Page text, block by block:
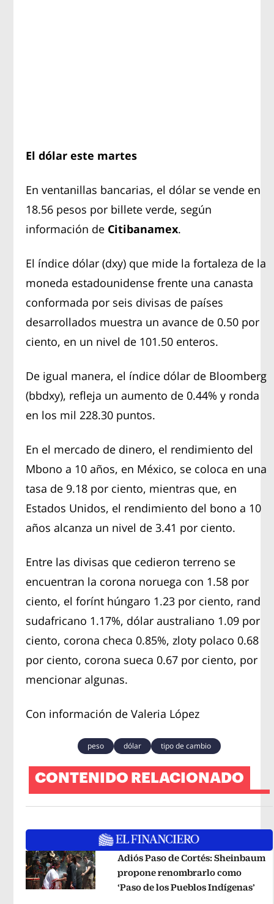
El dólar este martes
En ventanillas bancarias, el dólar se vende en
18.56 pesos por billete verde, según
información de Citibanamex.
El índice dólar (dxy) que mide la fortaleza de la
moneda estadounidense frente una canasta
conformada por seis divisas de países
desarrollados muestra un avance de 0.50 por
ciento, en un nivel de 101.50 enteros.
De igual manera, el índice dólar de Bloomberg
(bbdxy), refleja un aumento de 0.44% y ronda
en los mil 228.30 puntos.
En el mercado de dinero, el rendimiento del
Mbono a 10 años, en México, se coloca en una
tasa de 9.18 por ciento, mientras que, en
Estados Unidos, el rendimiento del bono a 10
años alcanza un nivel de 3.41 por ciento.
Entre las divisas que cedieron terreno se
encuentran la corona noruega con 1.58 por
ciento, el forínt húngaro 1.23 por ciento, rand
sudafricano 1.17%, dólar australiano 1.09 por
ciento, corona checa 0.85%, zloty polaco 0.68
por ciento, corona sueca 0.67 por ciento, por
mencionar algunas.
Con información de Valeria López
peso dólar tipo de cambio
CONTENIDO RELACIONADO
Adiós Paso de Cortés: Sheinbaum
propone renombrarlo como
‘Paso de los Pueblos Indígenas’